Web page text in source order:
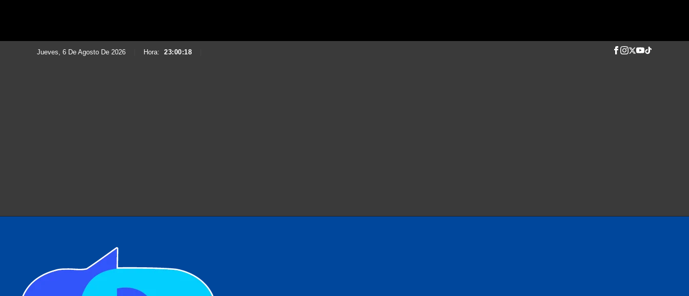
Jueves, 6 De Agosto De 2026 Hora: 23:00:19